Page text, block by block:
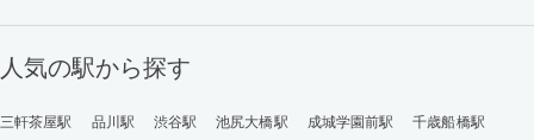
人気の駅から探す
三軒茶屋駅 品川駅 渋谷駅 池尻大橋駅 成城学園前駅
千歳船橋駅